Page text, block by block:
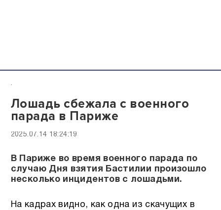
.
Лошадь сбежала с военного
парада в Париже
2025.07.14 18:24:19
В Париже во время военного парада по
случаю Дня взятия Бастилии произошло
несколько инцидентов с лошадьми.
На кадрах видно, как одна из скачущих в